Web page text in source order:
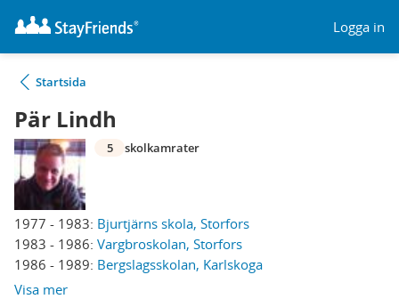
Logga in
Startsida
Pär Lindh
1977 - 1983: Bjurtjärns skola, Storfors
1983 - 1986: Vargbroskolan, Storfors
1986 - 1989: Bergslagsskolan, Karlskoga
Visa mer
5 skolkamrater